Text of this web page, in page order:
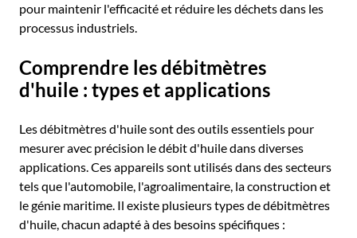
pour maintenir l'efficacité et réduire les déchets dans les
processus industriels.
Comprendre les débitmètres
d'huile : types et applications
Les débitmètres d'huile sont des outils essentiels pour
mesurer avec précision le débit d'huile dans diverses
applications. Ces appareils sont utilisés dans des secteurs
tels que l'automobile, l'agroalimentaire, la construction et
le génie maritime. Il existe plusieurs types de débitmètres
d'huile, chacun adapté à des besoins spécifiques :